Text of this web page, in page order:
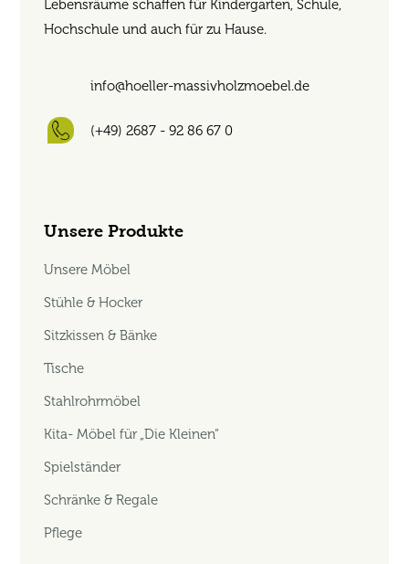
Lebensräume schaffen für Kindergarten, Schule,
Hochschule und auch für zu Hause.
info@hoeller-massivholzmoebel.de
(+49) 2687 - 92 86 67 0
Unsere Produkte
Unsere Möbel
Stühle & Hocker
Sitzkissen & Bänke
Tische
Stahlrohrmöbel
Kita- Möbel für „Die Kleinen“
Spielständer
Schränke & Regale
Pflege